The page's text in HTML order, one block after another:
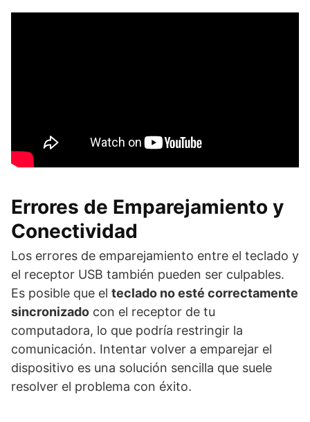
Errores de Emparejamiento y
Conectividad
Los errores de emparejamiento entre el teclado y
el receptor USB también pueden ser culpables.
Es posible que el teclado no esté correctamente
sincronizado con el receptor de tu
computadora, lo que podría restringir la
comunicación. Intentar volver a emparejar el
dispositivo es una solución sencilla que suele
resolver el problema con éxito.